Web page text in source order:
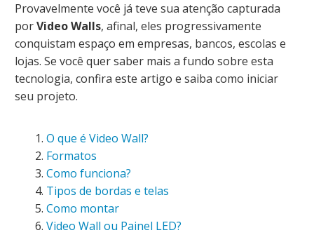
Provavelmente você já teve sua atenção capturada
porVideo Walls, afinal, eles progressivamente
conquistam espaço em empresas, bancos, escolas e
lojas. Se você quer saber mais a fundo sobre esta
tecnologia, confira este artigo e saiba como iniciar
seu projeto.
O que é Video Wall?
Formatos
Como funciona?
Tipos de bordas e telas
Como montar
Video Wall ou Painel LED?